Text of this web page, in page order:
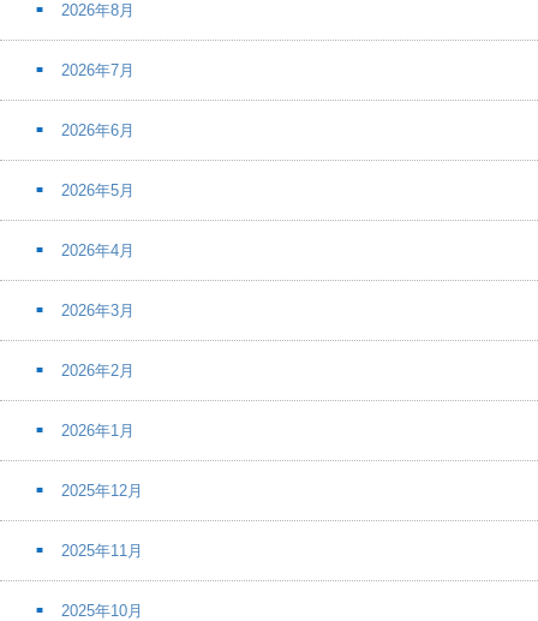
2026年8月
2026年7月
2026年6月
2026年5月
2026年4月
2026年3月
2026年2月
2026年1月
2025年12月
2025年11月
2025年10月